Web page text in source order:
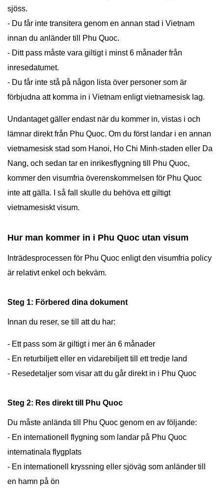
sjöss.
- Du får inte transitera genom en annan stad i Vietnam
innan du anländer till Phu Quoc.
- Ditt pass måste vara giltigt i minst 6 månader från
inresedatumet.
- Du får inte stå på någon lista över personer som är
förbjudna att komma in i Vietnam enligt vietnamesisk lag.
Undantaget gäller endast när du kommer in, vistas i och
lämnar direkt från Phu Quoc. Om du först landar i en annan
vietnamesisk stad som Hanoi, Ho Chi Minh-staden eller Da
Nang, och sedan tar en inrikesflygning till Phu Quoc,
kommer den visumfria överenskommelsen för Phu Quoc
inte att gälla. I så fall skulle du behöva ett giltigt
vietnamesiskt visum.
Hur man kommer in i Phu Quoc utan visum
Inträdesprocessen för Phu Quoc enligt den visumfria policy
är relativt enkel och bekväm.
Steg 1: Förbered dina dokument
Innan du reser, se till att du har:
- Ett pass som är giltigt i mer än 6 månader
- En returbiljett eller en vidarebiljett till ett tredje land
- Resedetaljer som visar att du går direkt in i Phu Quoc
Steg 2: Res direkt till Phu Quoc
Du måste anlända till Phu Quoc genom en av följande:
- En internationell flygning som landar på Phu Quoc
internatinala flygplats
- En internationell kryssning eller sjöväg som anländer till
en hamn på ön